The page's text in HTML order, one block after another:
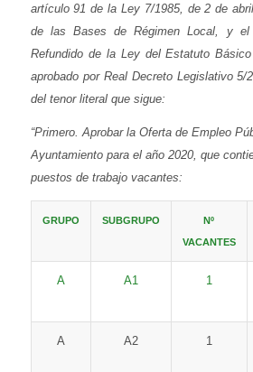
artículo 91 de la Ley 7/1985, de 2 de
de las Bases de Régimen Local, y
Refundido de la Ley del Estatuto
aprobado por Real Decreto Legislativo 5/
del tenor literal que sigue:
“Primero. Aprobar la Oferta de Empleo
Ayuntamiento para el año 2020, que
puestos de trabajo vacantes:
GRUPO SUBGRUPO
Nº
VACANTES
A A1 1
A A2 1